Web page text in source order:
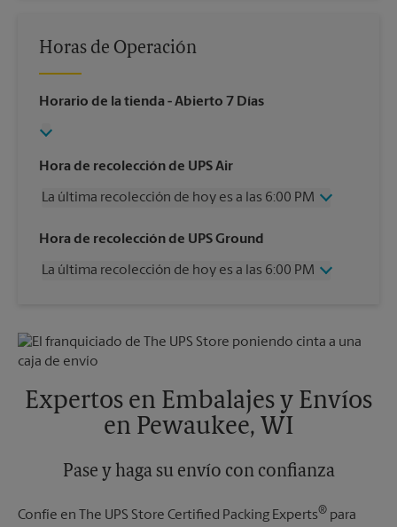
Horas de Operación
Horario de la tienda - Abierto 7 Días
Hora de recolección de UPS Air
La última recolección de hoy es a las 6:00 PM
Miércoles
6:00 PM
Viernes
6:00 PM
Martes
Hora de recolección de UPS Ground
La última recolección de hoy es a las 6:00 PM
Viernes
6:00 PM
Sábado
Lunes
6:00 PM
6:00 PM
Expertos en Embalajes y Envíos
en Pewaukee, WI
Pase y haga su envío con confianza
Confíe en The UPS Store Certified Packing Experts® para